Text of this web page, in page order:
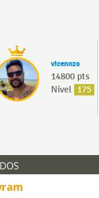
vicennzo
14800 pts
Nível 175